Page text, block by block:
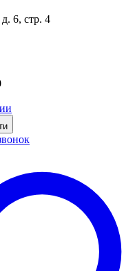
6, стр. 4